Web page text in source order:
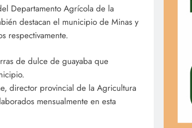
Departamento Agrícola de la
destacan el municipio de Minas y
respectivamente.
de dulce de guayaba que
director provincial de la Agricultura
mensualmente en esta